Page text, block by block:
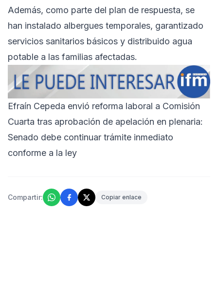
Además, como parte del plan de respuesta, se
han instalado albergues temporales, garantizado
servicios sanitarios básicos y distribuido agua
potable a las familias afectadas.
Efraín Cepeda envió reforma laboral a Comisión
Cuarta tras aprobación de apelación en plenaria:
Senado debe continuar trámite inmediato
conforme a la ley
Compartir: Copiar enlace